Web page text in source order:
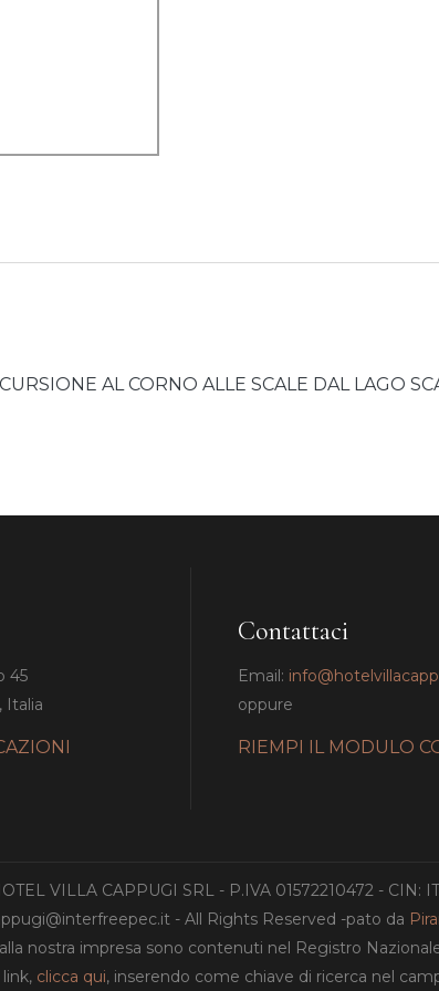
AL CORNO ALLE SCALE DAL LAGO
45
Italia
Contattaci
Email:
oppure
RIEMPI IL MODULO
VILLA CAPPUGI SRL - P.IVA 01572210472 - CIN:
- All Rights Reserved -pato da
nostra impresa sono contenuti nel Registro
clicca qui, inserendo come chiave di ricerca nel